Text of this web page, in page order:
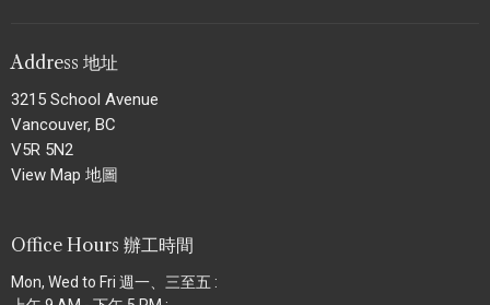
Address 地址
3215 School Avenue
Vancouver, BC
V5R 5N2
View Map 地圖
Office Hours 辦工時間
Mon, Wed to Fri 週一、三至五 :